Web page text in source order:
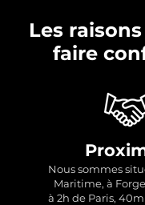
Les
faire
Nous sommes
Maritime, à
à 2h de Paris,